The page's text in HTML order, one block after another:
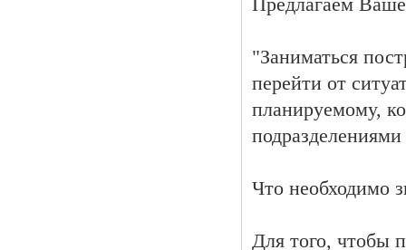
Предлагаем
"Заниматься
перейти от
планируемому,
Что необходимо
Для того, чтобы